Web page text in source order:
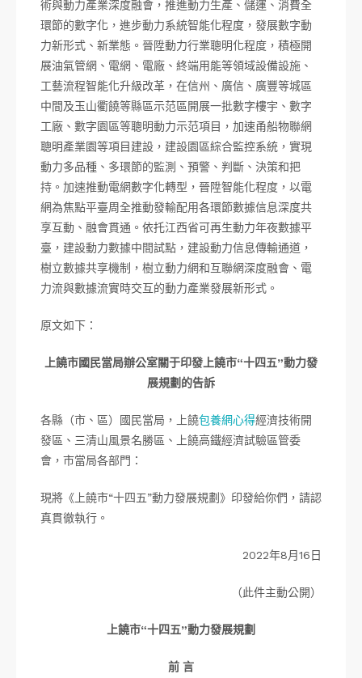
術與動力產業深度融會，推進動力生產、儲運、消費全
環節的數字化，進步動力系統智能化程度，發展數字動
力新形式、新業態。晉陞動力行業聰明化程度，積極開
展油氣管網、電網、電廠、終端用能等領域設備設施、
工藝流程智能化升級改革，在信州、廣信、廣豐等城區
中間及玉山衢饒等縣區示范區開展一批數字樓宇、數字
工廠、數字園區等聰明動力示范項目，加速甬船物聯網
聰明產業園等項目建設，建設園區綜合監控系統，實現
動力多品種、多環節的監測、預警、判斷、決策和把
持。加速推動電網數字化轉型，晉陞智能化程度，以電
網為焦點平臺周全推動發輸配用各環節數據信息深度共
享互動、融會貫通。依托江西省可再生動力年夜數據平
臺，建設動力數據中間試點，建設動力信息傳輸通道，
樹立數據共享機制，樹立動力網和互聯網深度融會、電
力流與數據流實時交互的動力產業發展新形式。
原文如下：
上饒市國民當局辦公室關于印發上饒市“十四五”動力發
展規劃的告訴
各縣（市、區）國民當局，上饒包養網心得經濟技術開
發區、三清山風景名勝區、上饒高鐵經濟試驗區管委
會，市當局各部門：
現將《上饒市“十四五”動力發展規劃》印發給你們，請認
真貫徹執行。
2022年8月16日
（此件主動公開）
上饒市“十四五”動力發展規劃
前 言